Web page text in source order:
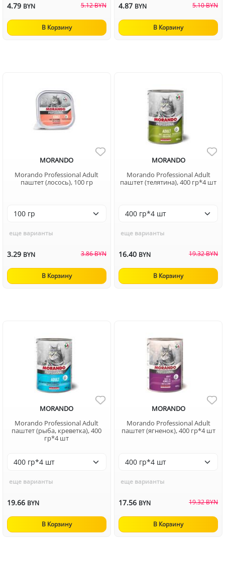
4.79 BYN 5.12 BYN
В Корзину
4.87 BYN 5.10 BYN
В Корзину
MORANDO
Morando Professional Adult
паштет (лосось), 100 гр
еще варианты
3.29 BYN 3.86 BYN
В Корзину
MORANDO
Morando Professional Adult
паштет (телятина), 400 гр*4 шт
еще варианты
16.40 BYN 19.32 BYN
В Корзину
MORANDO
Morando Professional Adult
паштет (рыба, креветка), 400
гр*4 шт
еще варианты
19.66 BYN
В Корзину
MORANDO
Morando Professional Adult
паштет (ягненок), 400 гр*4 шт
еще варианты
17.56 BYN 19.32 BYN
В Корзину